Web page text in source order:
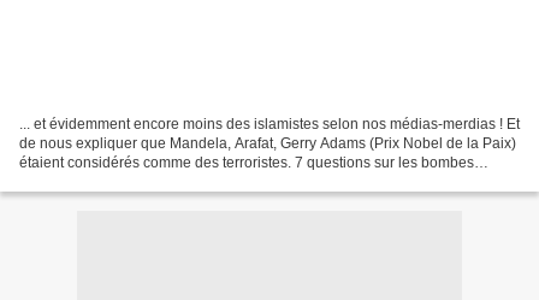
... et évidemment encore moins des islamistes selon nos médias-merdias ! Et
de nous expliquer que Mandela, Arafat, Gerry Adams (Prix Nobel de la Paix)
étaient considérés comme des terroristes. 7 questions sur les bombes